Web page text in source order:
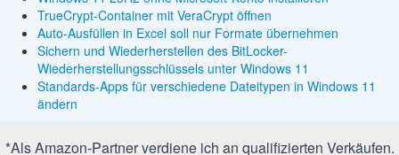
TrueCrypt-Container mit VeraCrypt öffnen
Auto-Ausfüllen in Excel soll nur Formate übernehmen
Sichern und Wiederherstellen des BitLocker-
Wiederherstellungsschlüssels unter Windows 11
Standards-Apps für verschiedene Dateitypen in Windows 11
ändern
*Als Amazon-Partner verdiene ich an qualifizierten Verkäufen.